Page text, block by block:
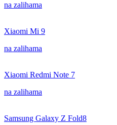
na zalihama
Xiaomi Mi 9
na zalihama
Xiaomi Redmi Note 7
na zalihama
Samsung Galaxy Z Fold8